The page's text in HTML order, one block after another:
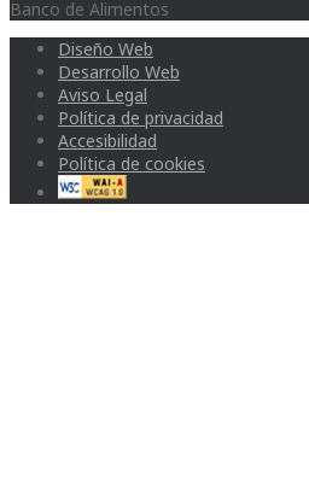
Banco de Alimentos
Diseño Web
Desarrollo Web
Aviso Legal
Política de privacidad
Accesibilidad
Política de cookies